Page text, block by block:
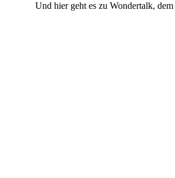
Und hier geht es zu Wondertalk,